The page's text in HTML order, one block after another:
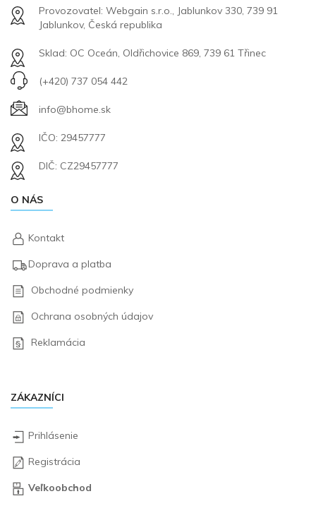
Provozovatel: Webgain s.r.o., Jablunkov 330, 739 91
Jablunkov, Česká republika
Sklad: OC Oceán, Oldřichovice 869, 739 61 Třinec
(+420) 737 054 442
info@bhome.sk
IČO: 29457777
DIČ: CZ29457777
O NÁS
Kontakt
Doprava a platba
Obchodné podmienky
Ochrana osobných údajov
Reklamácia
ZÁKAZNÍCI
Prihlásenie
Registrácia
Veľkoobchod